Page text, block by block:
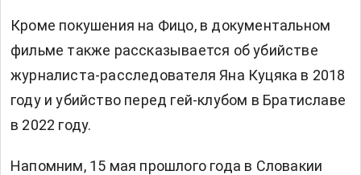
Кроме покушения на Фицо, в документальном
фильме также рассказывается об убийстве
журналиста-расследователя Яна Куцяка в 2018
году и убийство перед гей-клубом в Братиславе
в 2022 году.
Напомним, 15 мая прошлого года в Словакии